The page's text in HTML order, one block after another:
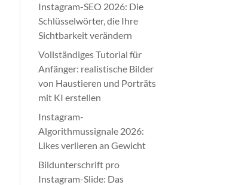
Instagram-SEO 2026: Die
Schlüsselwörter, die Ihre
Sichtbarkeit verändern
Vollständiges Tutorial für
Anfänger: realistische Bilder
von Haustieren und Porträts
mit KI erstellen
Instagram-
Algorithmussignale 2026:
Likes verlieren an Gewicht
Bildunterschrift pro
Instagram-Slide: Das